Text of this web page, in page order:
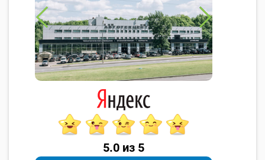
5.0 из 5